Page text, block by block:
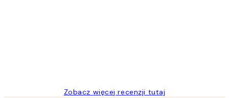
Zobacz więcej recenzji tutaj